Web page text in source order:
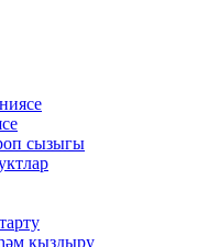
сызыгы
кыздыру